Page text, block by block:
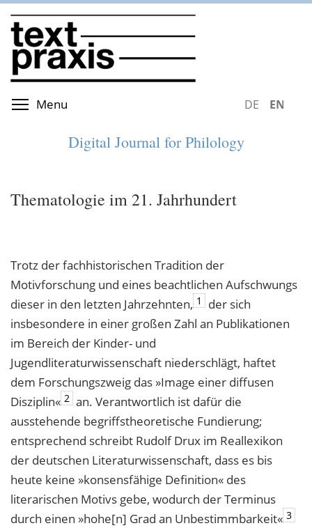
Skip
to
main
content
Menu DEUTSCH
Digital Journal for Philology
Thematologie im 21. Jahrhundert
Trotz der fachhistorischen Tradition der
Motivforschung und eines beachtlichen Aufschwungs
dieser in den letzten Jahrzehnten, 1
der sich
insbesondere in einer großen Zahl an Publikationen
im Bereich der Kinder- und
Jugendliteraturwissenschaft niederschlägt, haftet
dem Forschungszweig das »Image einer diffusen
Disziplin« 2 an. Verantwortlich ist dafür die
ausstehende begriffstheoretische Fundierung;
entsprechend schreibt Rudolf Drux im Reallexikon
der deutschen Literaturwissenschaft, dass es bis
heute keine »konsensfähige Definition« des
literarischen Motivs gebe, wodurch der Terminus
durch einen »hohe[n] Grad an Unbestimmbarkeit« 3